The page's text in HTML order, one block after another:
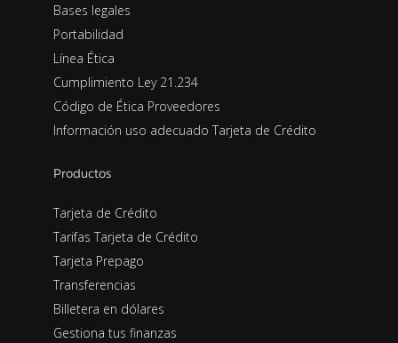
Bases legales
Portabilidad
Línea Ética
Cumplimiento Ley 21.234
Código de Ética Proveedores
Información uso adecuado Tarjeta de Crédito
Productos
Tarjeta de Crédito
Tarifas Tarjeta de Crédito
Tarjeta Prepago
Transferencias
Billetera en dólares
Gestiona tus finanzas